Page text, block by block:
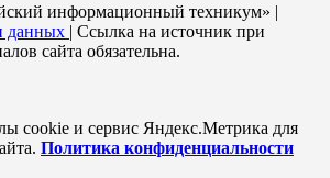
информационный техникум» |
данных | Ссылка на источник при
сайта обязательна.
cookie и сервис Яндекс.Метрика для
Политика конфиденциальности